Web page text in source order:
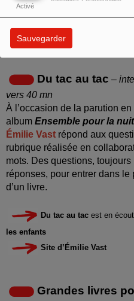
Activé
Sauvegarder
Site de la compagnie
Du tac au tac –
vers 40 mn
À l’occasion de la parution
album Ensemble pour la nuit
Émilie Vast répond aux
rubrique réalisée en
mots. Des questions,
réponses, pour entrer dans le
d’un livre.
Du tac au tac est en
les enfants
Site d’Émilie Vast
Grandes livres